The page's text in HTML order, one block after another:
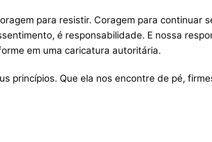
para resistir. Coragem para continuar
é responsabilidade. E nossa
em uma caricatura autoritária.
princípios. Que ela nos encontre de pé,